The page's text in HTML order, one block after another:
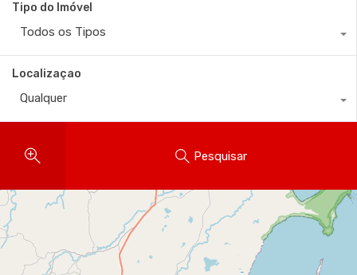
Tipo do Imóvel
Todos os Tipos
Localizaçao
Qualquer
Pesquisar